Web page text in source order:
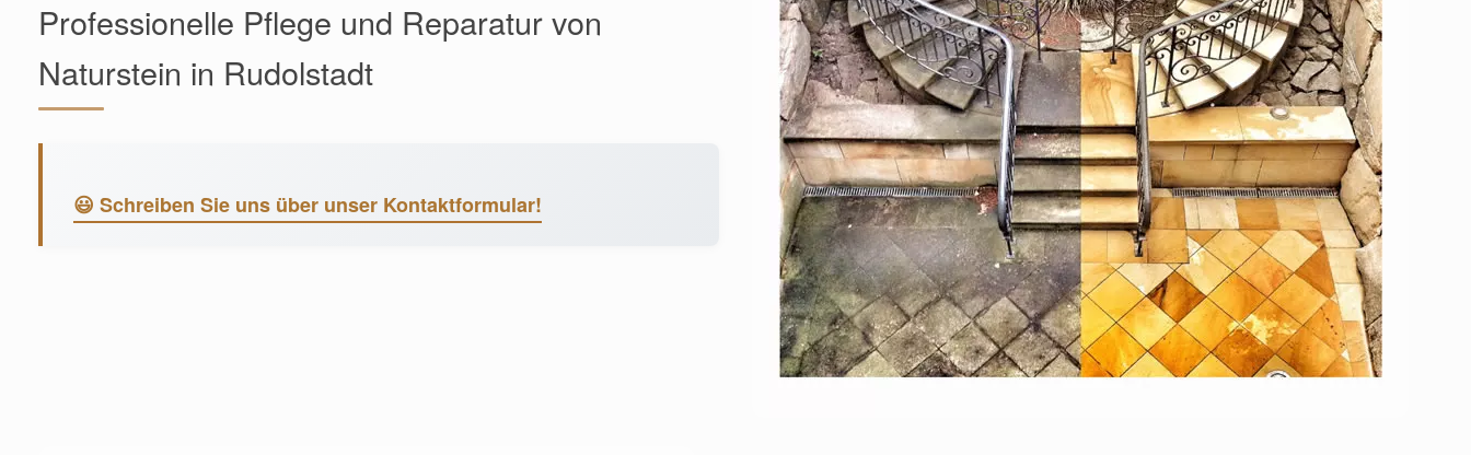
Professionelle Pflege und Reparatur von
Naturstein in Rudolstadt
😃 Schreiben Sie uns über unser Kontaktformular!